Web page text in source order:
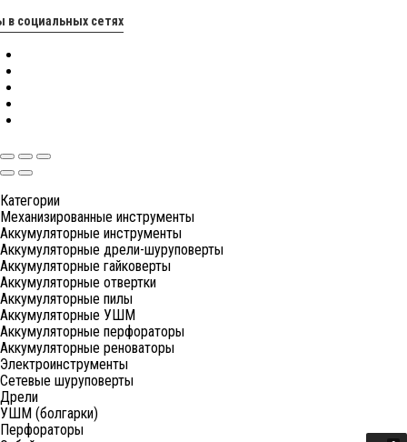
в социальных сетях
Категории
Механизированные инструменты
Аккумуляторные инструменты
Аккумуляторные дрели-шуруповерты
Аккумуляторные гайковерты
Аккумуляторные отвертки
Аккумуляторные пилы
Аккумуляторные УШМ
Аккумуляторные перфораторы
Аккумуляторные реноваторы
Электроинструменты
Сетевые шуруповерты
Дрели
УШМ (болгарки)
Перфораторы